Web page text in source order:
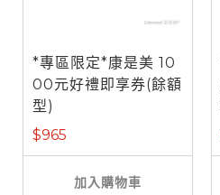
*專區限定*康是美 10
00元好禮即享券(餘額
型)
$965
加入購物車